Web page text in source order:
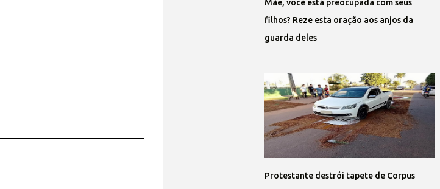
Mãe, você está preocupada com seus
filhos? Reze esta oração aos anjos da
guarda deles
Protestante destrói tapete de Corpus